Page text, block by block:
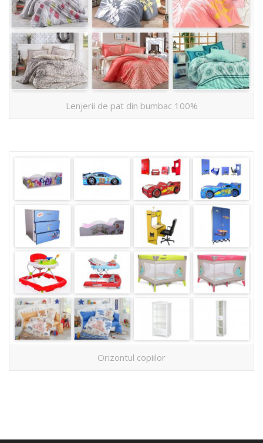
Lenjerii de pat din bumbac 100%
Orizontul copiilor